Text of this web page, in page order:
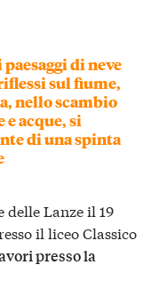
di neve
sul fiume,
nello scambio
acque, si
di una spinta
delle Lanze il 19
il liceo Classico
presso la